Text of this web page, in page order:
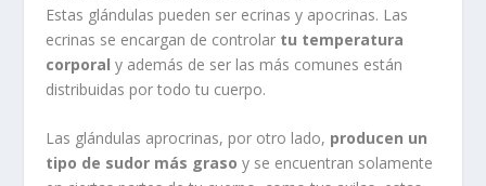
Estas glándulas pueden ser ecrinas y apocrinas. Las
ecrinas se encargan de controlar tu temperatura
corporal y además de ser las más comunes están
distribuidas por todo tu cuerpo.
Las glándulas aprocrinas, por otro lado, producen un
tipo de sudor más graso y se encuentran solamente